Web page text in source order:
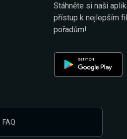
Stáhněte si naši
přístup k nejlepším
pořadům!
FAQ